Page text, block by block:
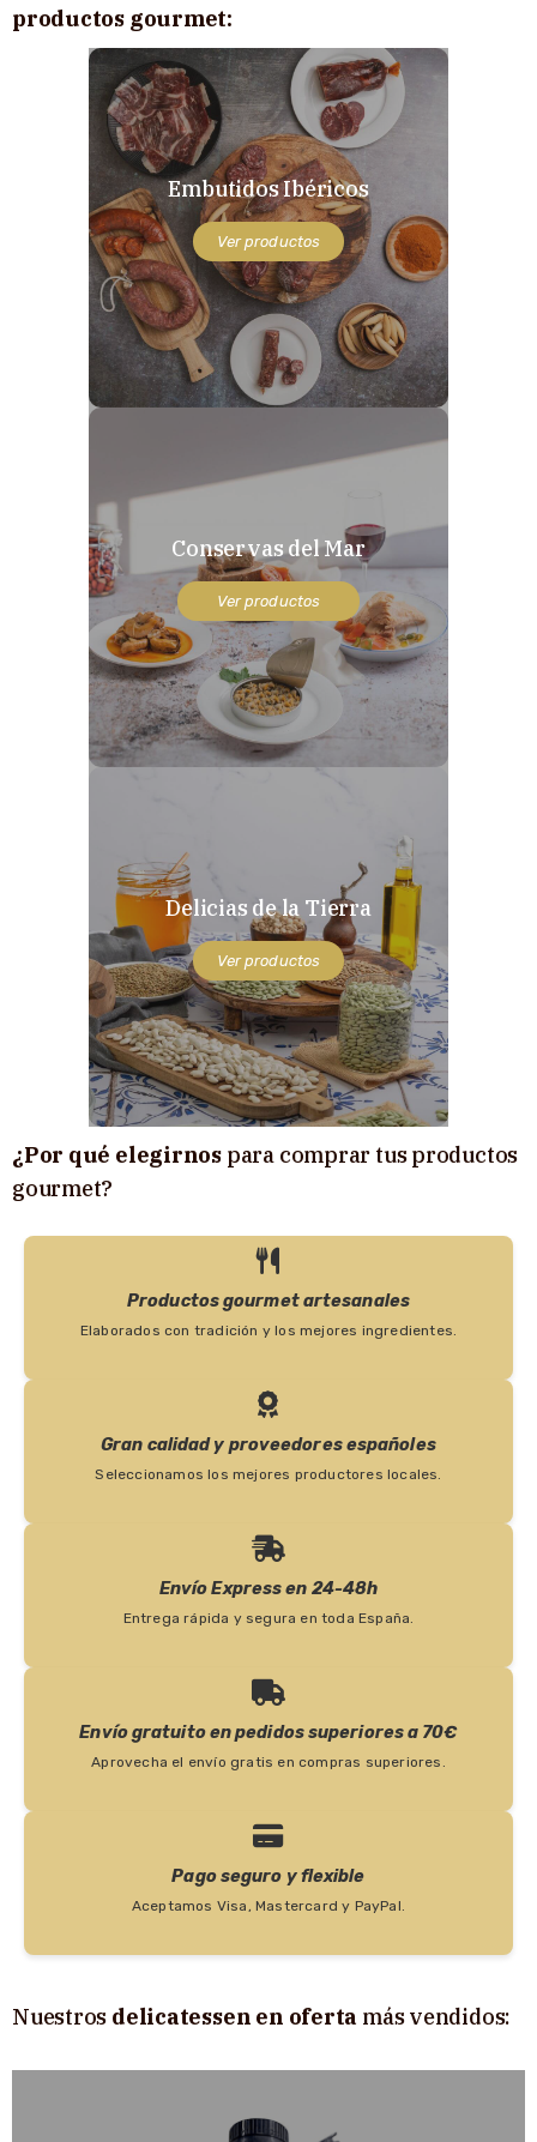
productos gourmet:
Embutidos Ibéricos
Ver productos
Conservas del Mar
Ver productos
Delicias de la Tierra
Ver productos
¿Por qué elegirnos para comprar tus productos
gourmet?
Productos gourmet artesanales
Elaborados con tradición y los mejores ingredientes.
Gran calidad y proveedores españoles
Seleccionamos los mejores productores locales.
Envío Express en 24-48h
Entrega rápida y segura en toda España.
Envío gratuito en pedidos superiores a 70€
Aprovecha el envío gratis en compras superiores.
Pago seguro y flexible
Aceptamos Visa, Mastercard y PayPal.
Nuestros delicatessen en oferta más vendidos: